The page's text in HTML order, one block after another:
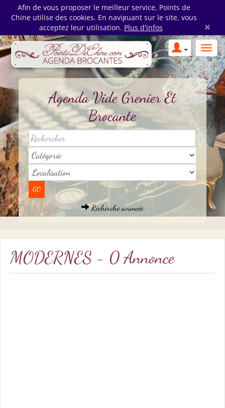
Afin de vous proposer le meilleur service, Points de
Chine utilise des cookies. En naviguant sur le site, vous
acceptez leur utilisation. Plus d'infos ×
Agenda Vide Grenier Et
Brocante
Recherche avancée
MODERNES - 0 Annonce